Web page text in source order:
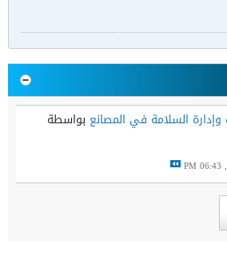
وإدارة السلامة في المصانع بواسطة